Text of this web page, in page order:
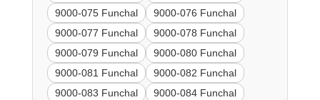
9000-075 Funchal
9000-076 Funchal
9000-077 Funchal
9000-078 Funchal
9000-079 Funchal
9000-080 Funchal
9000-081 Funchal
9000-082 Funchal
9000-083 Funchal
9000-084 Funchal